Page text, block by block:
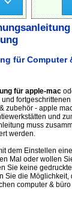
für Computer
für apple-mac
zubehör - apple
und
muss
werden.
dem Einstellen
Mal oder wollen
Sie keine
Sie die
computer &